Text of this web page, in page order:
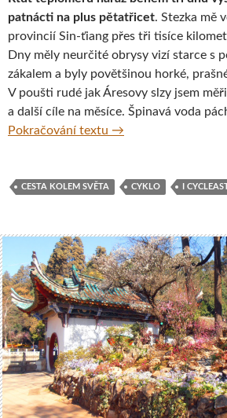
patnácti na plus pětatřicet. Stezka mě
provincií Sin-ťiang přes tři tisíce
Dny měly neurčité obrysy vizí starce s
zákalem a byly povětšinou horké,
V poušti rudé jak Áresovy slzy jsem
a další cíle na měsíce. Špinavá voda
Pokračování textu ‚I, Cycleast‘ aneb
→
CESTA KOLEM SVĚTA CYKLO I